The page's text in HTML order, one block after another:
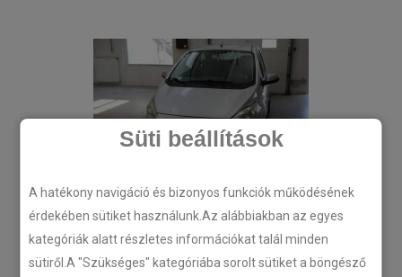
Süti beállítások
A hatékony navigáció és bizonyos funkciók működésének
érdekében sütiket használunk.Az alábbiakban az egyes
kategóriák alatt részletes információkat talál minden
sütiről.A "Szükséges" kategóriába sorolt sütiket a böngésző